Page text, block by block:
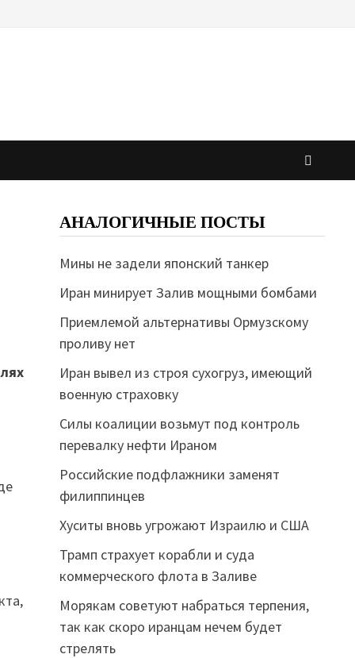
АНАЛОГИЧНЫЕ ПОСТЫ
Мины не задели японский танкер
Иран минирует Залив мощными бомбами
Приемлемой альтернативы Ормузскому
проливу нет
Иран вывел из строя сухогруз, имеющий
военную страховку
Силы коалиции возьмут под контроль
перевалку нефти Ираном
Российские подфлажники заменят
филиппинцев
Хуситы вновь угрожают Израилю и США
Трамп страхует корабли и суда
коммерческого флота в Заливе
Морякам советуют набраться терпения,
так как скоро иранцам нечем будет
стрелять